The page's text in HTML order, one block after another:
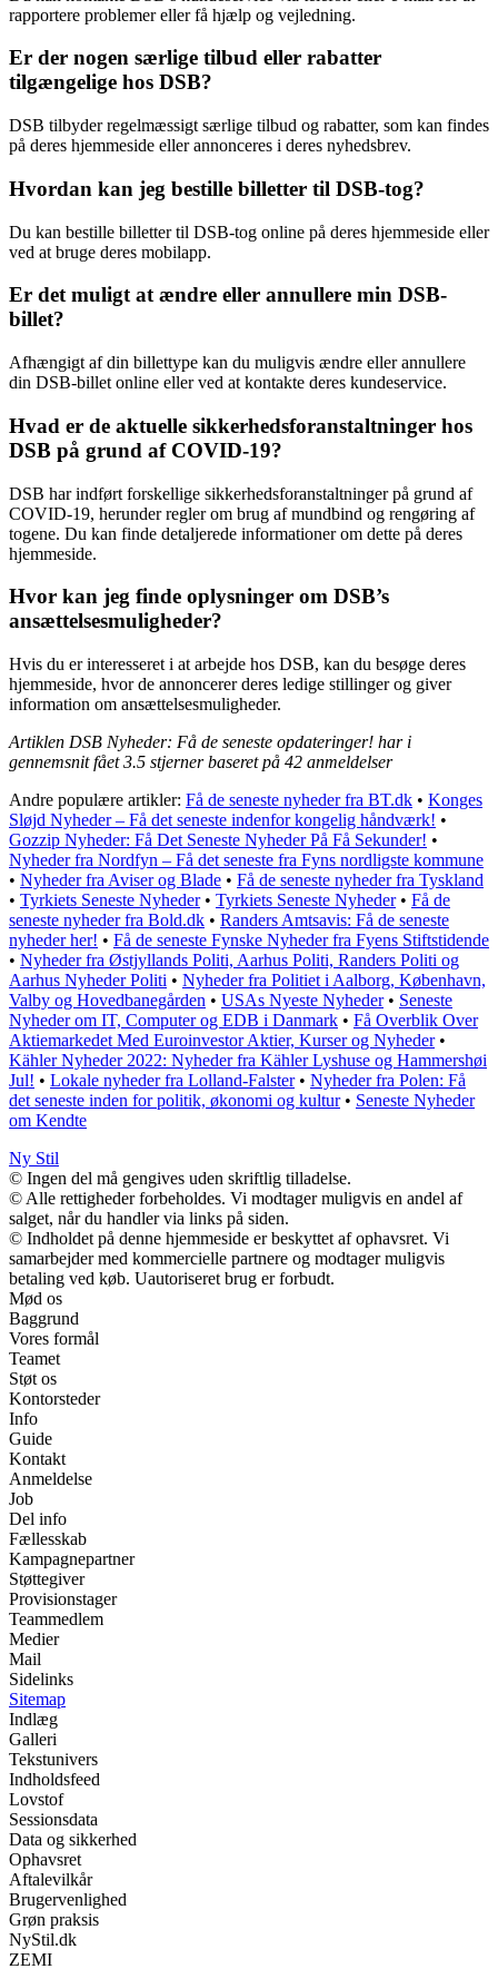
rapportere problemer eller få hjælp og vejledning.
Er der nogen særlige tilbud eller rabatter
tilgængelige hos DSB?
DSB tilbyder regelmæssigt særlige tilbud og rabatter, som kan findes
på deres hjemmeside eller annonceres i deres nyhedsbrev.
Hvordan kan jeg bestille billetter til DSB-tog?
Du kan bestille billetter til DSB-tog online på deres hjemmeside eller
ved at bruge deres mobilapp.
Er det muligt at ændre eller annullere min DSB-
billet?
Afhængigt af din billettype kan du muligvis ændre eller annullere
din DSB-billet online eller ved at kontakte deres kundeservice.
Hvad er de aktuelle sikkerhedsforanstaltninger hos
DSB på grund af COVID-19?
DSB har indført forskellige sikkerhedsforanstaltninger på grund af
COVID-19, herunder regler om brug af mundbind og rengøring af
togene. Du kan finde detaljerede informationer om dette på deres
hjemmeside.
Hvor kan jeg finde oplysninger om DSB’s
ansættelsesmuligheder?
Hvis du er interesseret i at arbejde hos DSB, kan du besøge deres
hjemmeside, hvor de annoncerer deres ledige stillinger og giver
information om ansættelsesmuligheder.
Artiklen DSB Nyheder: Få de seneste opdateringer! har i
gennemsnit fået3.5 stjerner baseret på 42 anmeldelser
Andre populære artikler: Få de seneste nyheder fra BT.dk • Konges
Sløjd Nyheder – Få det seneste indenfor kongelig håndværk! •
Gozzip Nyheder: Få Det Seneste Nyheder På Få Sekunder! •
Nyheder fra Nordfyn – Få det seneste fra Fyns nordligste kommune
• Nyheder fra Aviser og Blade • Få de seneste nyheder fra Tyskland
• Tyrkiets Seneste Nyheder• Tyrkiets Seneste Nyheder• Få de
seneste nyheder fra Bold.dk • Randers Amtsavis: Få de seneste
nyheder her! • Få de seneste Fynske Nyheder fra Fyens Stiftstidende
• Nyheder fra Østjyllands Politi, Aarhus Politi, Randers Politi og
Aarhus Nyheder Politi • Nyheder fra Politiet i Aalborg, København,
Valby og Hovedbanegården • USAs Nyeste Nyheder• Seneste
Nyheder om IT, Computer og EDB i Danmark • Få Overblik Over
Aktiemarkedet Med Euroinvestor Aktier, Kurser og Nyheder•
Kähler Nyheder 2022: Nyheder fra Kähler Lyshuse og Hammershøi
Jul! • Lokale nyheder fra Lolland-Falster• Nyheder fra Polen: Få
det seneste inden for politik, økonomi og kultur• Seneste Nyheder
om Kendte
Ny Stil
© Ingen del må gengives uden skriftlig tilladelse.
© Alle rettigheder forbeholdes. Vi modtager muligvis en andel af
salget, når du handler via links på siden.
© Indholdet på denne hjemmeside er beskyttet af ophavsret. Vi
samarbejder med kommercielle partnere og modtager muligvis
betaling ved køb. Uautoriseret brug er forbudt.
Mød os
Baggrund
Vores formål
Teamet
Støt os
Kontorsteder
Info
Guide
Kontakt
Anmeldelse
Job
Del info
Fællesskab
Kampagnepartner
Støttegiver
Provisionstager
Teammedlem
Medier
Mail
Sidelinks
Sitemap
Indlæg
Galleri
Tekstunivers
Indholdsfeed
Lovstof
Sessionsdata
Data og sikkerhed
Ophavsret
Aftalevilkår
Brugervenlighed
Grøn praksis
NyStil.dk
ZEMI